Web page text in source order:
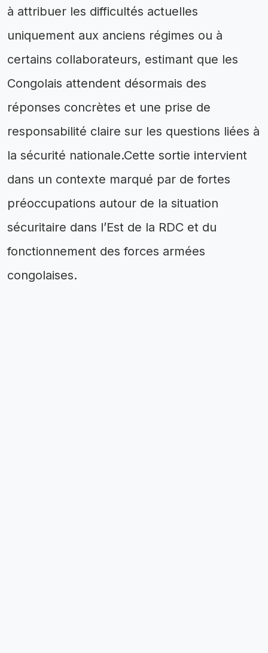
à attribuer les difficultés actuelles
uniquement aux anciens régimes ou à
certains collaborateurs, estimant que les
Congolais attendent désormais des
réponses concrètes et une prise de
responsabilité claire sur les questions liées à
la sécurité nationale.Cette sortie intervient
dans un contexte marqué par de fortes
préoccupations autour de la situation
sécuritaire dans l’Est de la RDC et du
fonctionnement des forces armées
congolaises.